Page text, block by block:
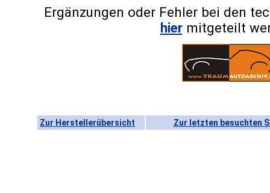
Ergänzungen oder Fehler bei den
hiermitgeteilt
Zur Herstellerübersicht Zur letzten besuchten